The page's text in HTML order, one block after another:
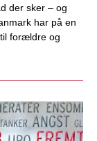
der sker – og
har på en
forældre og